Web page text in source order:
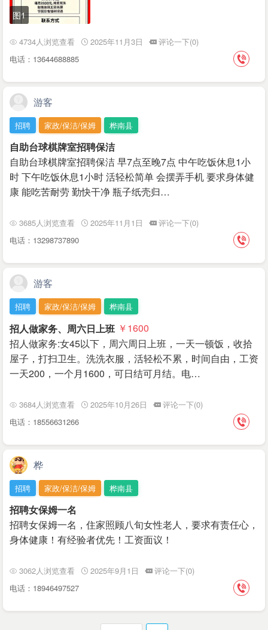
图1
4734人浏览查看 2025年11月3日
评论一下(0)
电话：13644688885
游客
招聘 家政/保洁/保姆 桦南县
自助台球棋牌室招聘保洁
自助台球棋牌室招聘保洁 早7点至晚7点 中午吃饭休息1小
时 下午吃饭休息1小时 活轻松简单 会摆弄手机 要求身体健
康 能吃苦耐劳 勤快干净 瓶子纸壳归…
3685人浏览查看 2025年11月1日
评论一下(0)
电话：13298737890
游客
招聘 家政/保洁/保姆 桦南县
招人做家务、周六日上班 ￥1600
招人做家务:女45以下，周六周日上班，一天一顿饭，收拾
屋子，打扫卫生。洗洗衣服，活轻松不累，时间自由，工资
一天200，一个月1600，可日结可月结。电…
3684人浏览查看 2025年10月26日
评论一下(0)
电话：18556631266
桦
招聘 家政/保洁/保姆 桦南县
招聘女保姆一名
招聘女保姆一名，住家照顾八旬女性老人，要求有责任心，
身体健康！有经验者优先！工资面议！
3062人浏览查看 2025年9月1日
评论一下(0)
电话：18946497527